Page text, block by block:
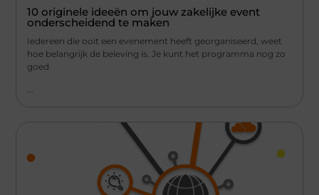
10 originele ideeën om jouw zakelijke event
onderscheidend te maken
Iedereen die ooit een evenement heeft georganiseerd, weet
hoe belangrijk de beleving is. Je kunt het programma nog zo
goed
...